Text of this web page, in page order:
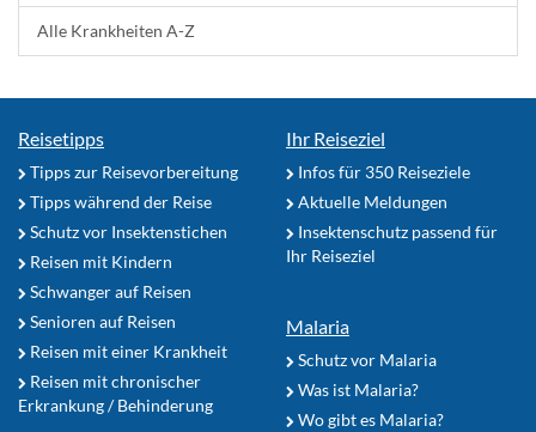
Alle Krankheiten A-Z
Reisetipps
Tipps zur Reisevorbereitung
Tipps während der Reise
Schutz vor Insektenstichen
Reisen mit Kindern
Schwanger auf Reisen
Senioren auf Reisen
Reisen mit einer Krankheit
Reisen mit chronischer
Erkrankung / Behinderung
Ihr Reiseziel
Infos für 350 Reiseziele
Aktuelle Meldungen
Insektenschutz passend für
Ihr Reiseziel
Malaria
Schutz vor Malaria
Was ist Malaria?
Wo gibt es Malaria?